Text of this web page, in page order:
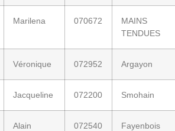
Marilena 070672
MAINS
TENDUES
Véronique 072952 Argayon
Jacqueline 072200 Smohain
Alain 072540 Fayenbois